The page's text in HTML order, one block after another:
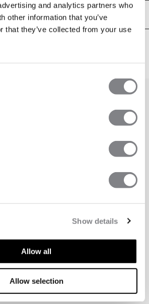
and analytics partners who
other information that you’ve
that they’ve collected from your use
Show details
Allow all
Allow selection